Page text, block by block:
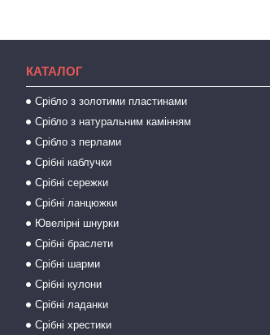
КАТАЛОГ
Срібло з золотими пластинами
Срібло з натуральним камінням
Срібло з перлами
Срібні каблучки
Срібні сережки
Срібні ланцюжки
Ювелірні шнурки
Срібні браслети
Срібні шарми
Срібні кулони
Срібні ладанки
Срібні хрестики